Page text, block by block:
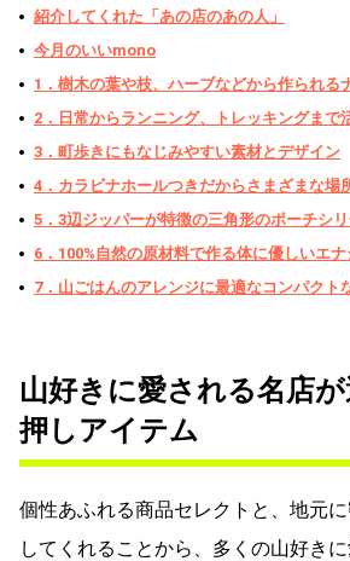
紹介してくれた「あの店のあの人」
今月のいいmono
1．樹木の葉や枝、ハーブなどから作られる
2．日常からランニング、トレッキングまで
3．町歩きにもなじみやすい素材とデザイン
4．カラビナホールつきだからさまざまな場
5．3辺ジッパーが特徴の三角形のポーチシ
6．100%自然の原材料で作る体に優しいエ
7．山ごはんのアレンジに最適なコンパクト
山好きに愛される名店
押しアイテム
個性あふれる商品セレクトと、地元
してくれることから、多くの山好き